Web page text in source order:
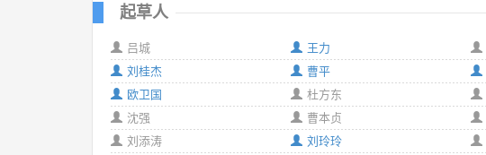
起草人
吕城
王力
刘桂杰
曹平
欧卫国
杜方东
沈强
曹本贞
刘添涛
刘玲玲